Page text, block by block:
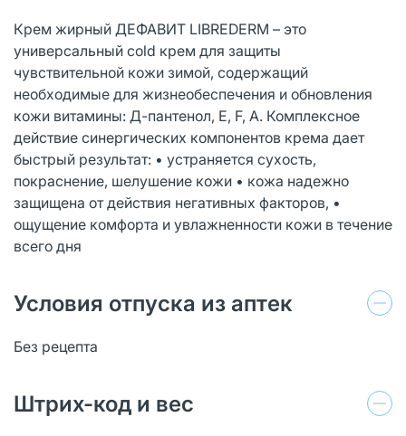
Крем жирный ДЕФАВИТ LIBREDERM – это
универсальный cold крем для защиты
чувствительной кожи зимой, содержащий
необходимые для жизнеобеспечения и обновления
кожи витамины: Д-пантенол, Е, F, A. Комплексное
действие синергических компонентов крема дает
быстрый результат: • устраняется сухость,
покраснение, шелушение кожи • кожа надежно
защищена от действия негативных факторов, •
ощущение комфорта и увлажненности кожи в течение
всего дня
Условия отпуска из аптек
Без рецепта
Штрих-код и вес